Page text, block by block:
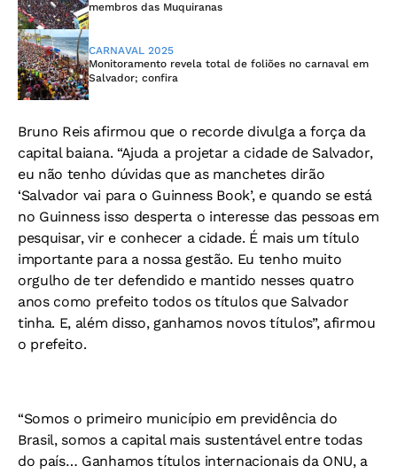
membros das Muquiranas
CARNAVAL 2025
Monitoramento revela total de foliões no carnaval em
Salvador; confira
Bruno Reis afirmou que o recorde divulga a força da
capital baiana. “Ajuda a projetar a cidade de Salvador,
eu não tenho dúvidas que as manchetes dirão
‘Salvador vai para o Guinness Book’, e quando se está
no Guinness isso desperta o interesse das pessoas em
pesquisar, vir e conhecer a cidade. É mais um título
importante para a nossa gestão. Eu tenho muito
orgulho de ter defendido e mantido nesses quatro
anos como prefeito todos os títulos que Salvador
tinha. E, além disso, ganhamos novos títulos”, afirmou
o prefeito.
“Somos o primeiro município em previdência do
Brasil, somos a capital mais sustentável entre todas
do país… Ganhamos títulos internacionais da ONU, a